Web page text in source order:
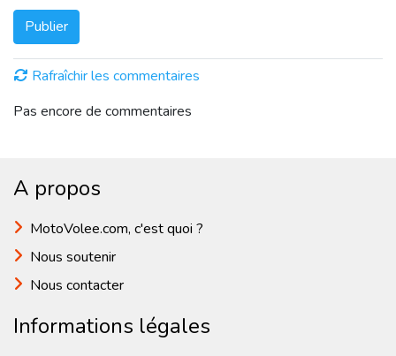
Publier
Rafraîchir les commentaires
Pas encore de commentaires
A propos
MotoVolee.com, c'est quoi ?
Nous soutenir
Nous contacter
Informations légales